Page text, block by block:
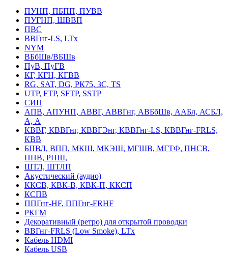
ПУНП, ПБПП, ПУВВ
ПУГНП, ШВВП
ПВС
ВВГнг-LS, LTx
NYM
ВБбШв/ВБШв
ПуВ, ПуГВ
КГ, КГН, КГВВ
RG, SAT, DG, РК75, 3С, TS
UTP, FTP, SFTP, SSTP
СИП
АПВ, АПУНП, АВВГ, АВВГнг, АВБбШв, ААБл, АСБЛ,
А, А
КВВГ, КВВГнг, КВВГЭнг, КВВГнг-LS, КВВГнг-FRLS,
КВВ
БПВЛ, ВПП, МКШ, МКЭШ, МГШВ, МГТФ, ПНСВ,
ППВ, РПШ,
ШТЛ, ШТЛП
Акустический (аудио)
ККСВ, КВК-В, КВК-П, ККСП
КСПВ
ППГнг-HF, ППГнг-FRHF
РКГМ
Декоративный (ретро) для открытой проводки
ВВГнг-FRLS (Low Smoke), LTx
Кабель HDMI
Кабель USB